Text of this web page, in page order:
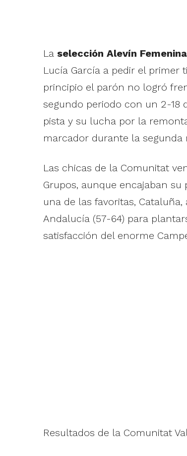
La selección Alevín Femenina
Lucía García a pedir el
principio el parón no logró
segundo periodo con un 2-18
pista y su lucha por la
marcador durante la
Las chicas de la Comunitat
Grupos, aunque encajaban
una de las favoritas,
Andalucía (57-64) para
satisfacción del enorme
Resultados de la Comunitat